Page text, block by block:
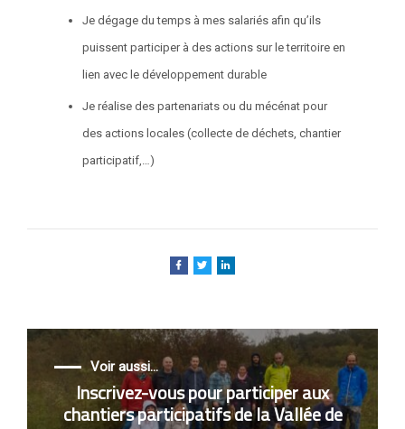
Je dégage du temps à mes salariés afin qu’ils
puissent participer à des actions sur le territoire en
lien avec le développement durable
Je réalise des partenariats ou du mécénat pour
des actions locales (collecte de déchets, chantier
participatif,…)
Voir aussi...
Inscrivez-vous pour participer aux
chantiers participatifs de la Vallée de